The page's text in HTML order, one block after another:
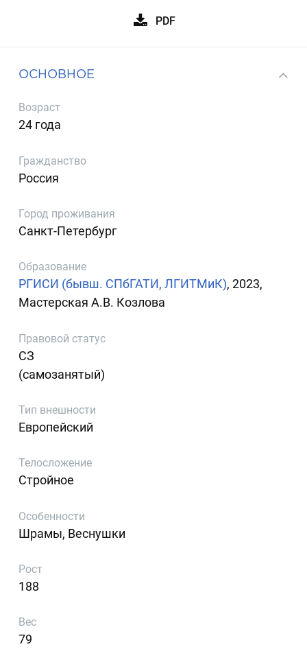
PDF
ОСНОВНОЕ
Возраст
24 года
Гражданство
Россия
Город проживания
Санкт-Петербург
Образование
РГИСИ (бывш. СПбГАТИ, ЛГИТМиК), 2023,
Мастерская А.В. Козлова
Правовой статус
СЗ
(самозанятый)
Тип внешности
Европейский
Телосложение
Стройное
Особенности
Шрамы, Веснушки
Рост
188
Вес
79